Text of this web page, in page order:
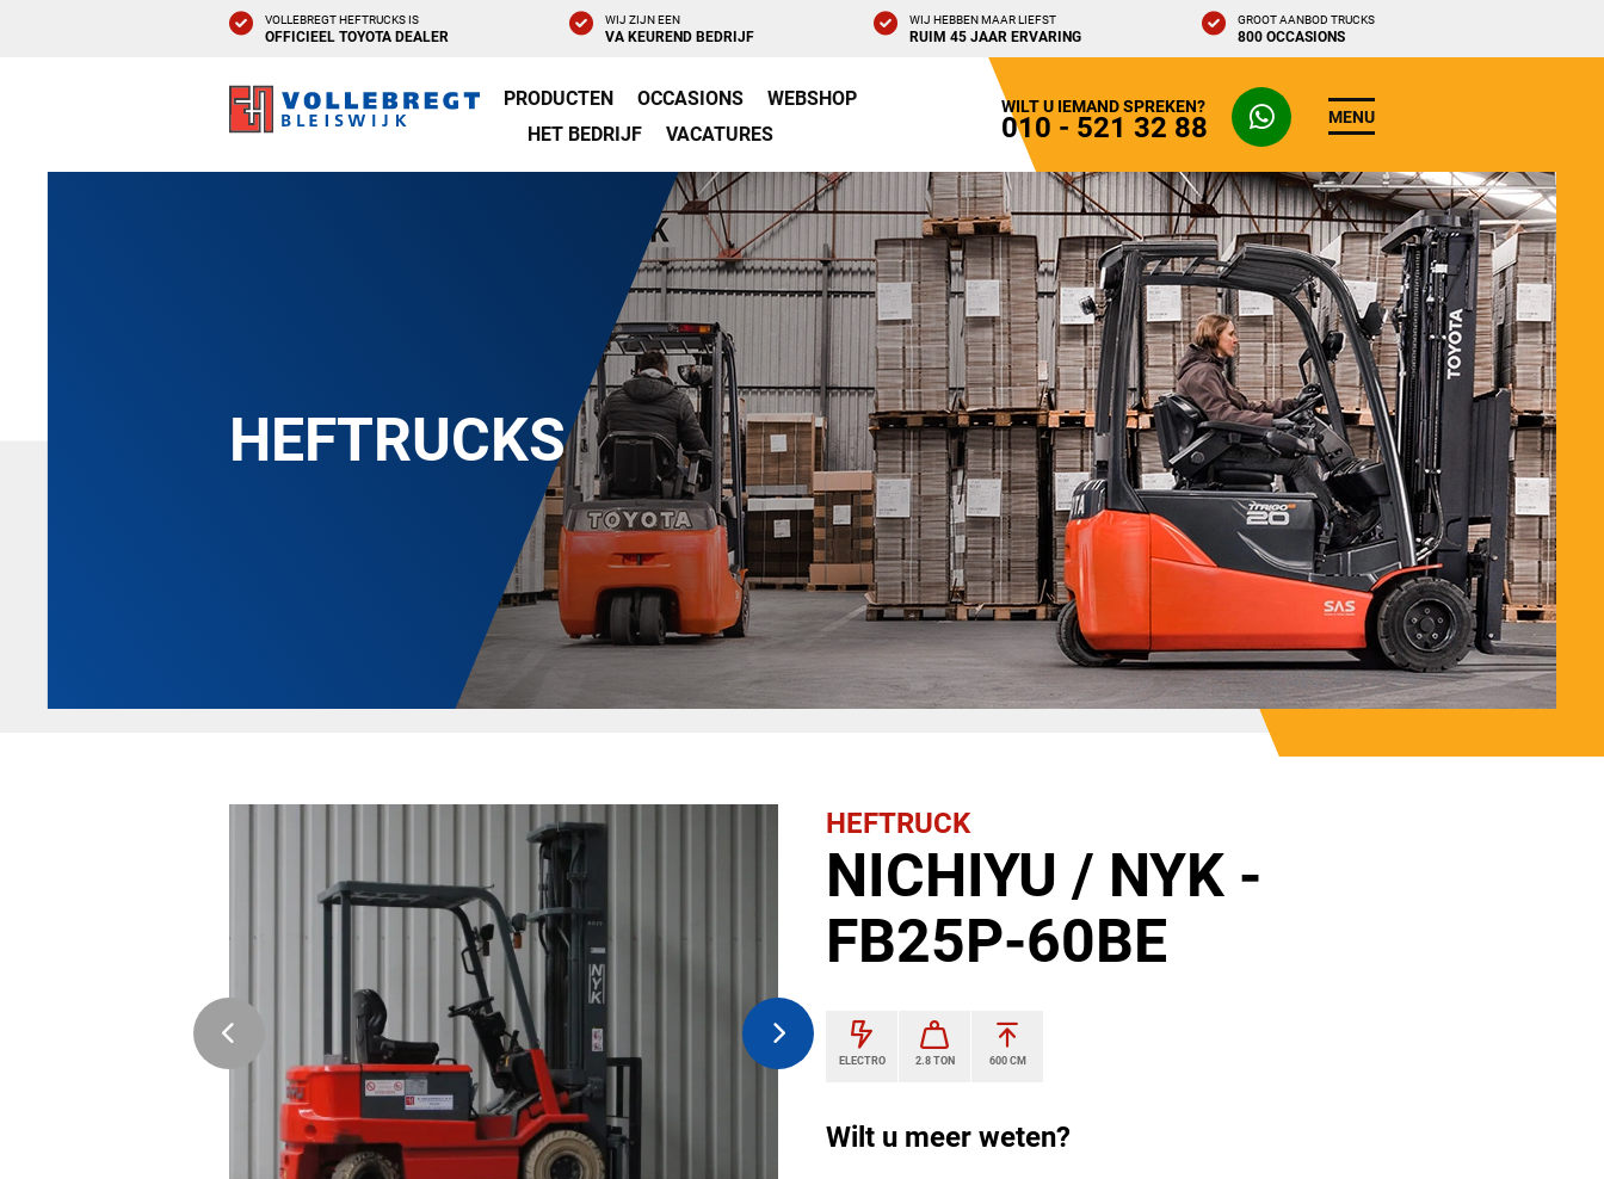
VOLLEBREGT HEFTRUCKS IS
OFFICIEEL TOYOTA DEALER
WIJ ZIJN EEN
VA KEUREND BEDRIJF
WIJ HEBBEN MAAR LIEFST
RUIM 45 JAAR ERVARING
GROOT AANBOD TRUCKS
800 OCCASIONS
PRODUCTEN OCCASIONS
WEBSHOP
HET BEDRIJF
VACATURES
WILT U IEMAND SPREKEN?
010 - 521 32 88 MENU
HEFTRUCKS
HEFTRUCK
NICHIYU / NYK -
FB25P-60BE
ELECTRO 2.8 TON 600 CM
Wilt u meer weten?